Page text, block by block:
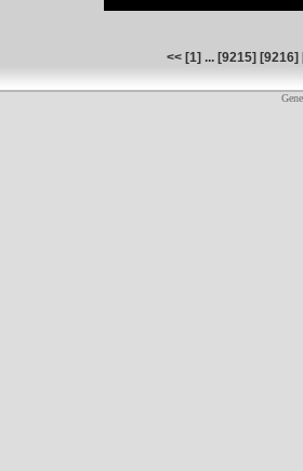
<< [1] ... [9215] [9216]